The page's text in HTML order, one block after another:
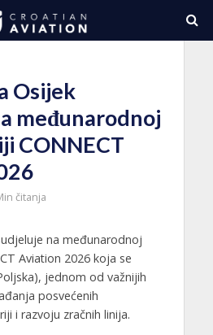
Osijek
međunarodnoj
CONNECT
čitanja
na međunarodnoj
Aviation 2026 koja se
jednom od važnijih
posvećenih
i razvoju zračnih linija.